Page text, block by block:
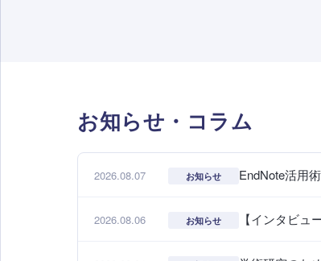
お知らせ・コラム
2026.08.07 お知らせ EndNote活用
2026.08.06 お知らせ 【インタビ